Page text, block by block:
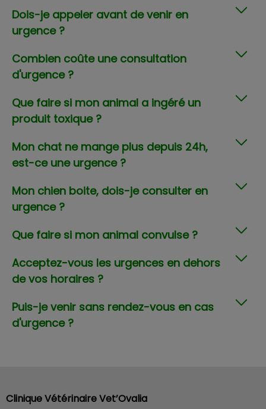
Dois-je appeler avant de venir en
urgence ?
Combien coûte une consultation
d'urgence ?
Que faire si mon animal a ingéré un
produit toxique ?
Mon chat ne mange plus depuis 24h,
est-ce une urgence ?
Mon chien boite, dois-je consulter en
urgence ?
Que faire si mon animal convulse ?
Acceptez-vous les urgences en dehors
de vos horaires ?
Puis-je venir sans rendez-vous en cas
d'urgence ?
Clinique Vétérinaire Vet’Ovalia